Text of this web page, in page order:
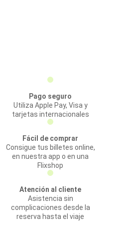
Pago seguro
Utiliza Apple Pay, Visa y
tarjetas internacionales
Fácil de comprar
Consigue tus billetes online,
en nuestra app o en una
Flixshop
Atención al cliente
Asistencia sin
complicaciones desde la
reserva hasta el viaje